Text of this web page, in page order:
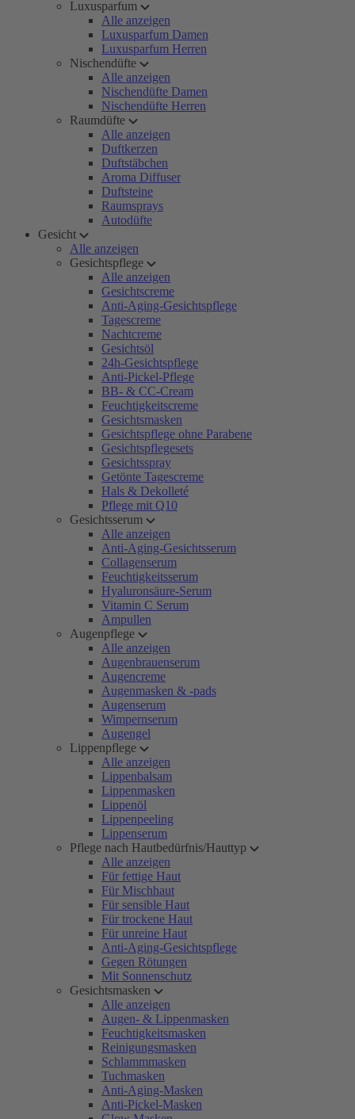
Luxusparfum
Alle anzeigen
Luxusparfum Damen
Luxusparfum Herren
Nischendüfte
Alle anzeigen
Nischendüfte Damen
Nischendüfte Herren
Raumdüfte
Alle anzeigen
Duftkerzen
Duftstäbchen
Aroma Diffuser
Duftsteine
Raumsprays
Autodüfte
Gesicht
Alle anzeigen
Gesichtspflege
Alle anzeigen
Gesichtscreme
Anti-Aging-Gesichtspflege
Tagescreme
Nachtcreme
Gesichtsöl
24h-Gesichtspflege
Anti-Pickel-Pflege
BB- & CC-Cream
Feuchtigkeitscreme
Gesichtsmasken
Gesichtspflege ohne Parabene
Gesichtspflegesets
Gesichtsspray
Getönte Tagescreme
Hals & Dekolleté
Pflege mit Q10
Gesichtsserum
Alle anzeigen
Anti-Aging-Gesichtsserum
Collagenserum
Feuchtigkeitsserum
Hyaluronsäure-Serum
Vitamin C Serum
Ampullen
Augenpflege
Alle anzeigen
Augenbrauenserum
Augencreme
Augenmasken & -pads
Augenserum
Wimpernserum
Augengel
Lippenpflege
Alle anzeigen
Lippenbalsam
Lippenmasken
Lippenöl
Lippenpeeling
Lippenserum
Pflege nach Hautbedürfnis/Hauttyp
Alle anzeigen
Für fettige Haut
Für Mischhaut
Für sensible Haut
Für trockene Haut
Für unreine Haut
Anti-Aging-Gesichtspflege
Gegen Rötungen
Mit Sonnenschutz
Gesichtsmasken
Alle anzeigen
Augen- & Lippenmasken
Feuchtigkeitsmasken
Reinigungsmasken
Schlammmasken
Tuchmasken
Anti-Aging-Masken
Anti-Pickel-Masken